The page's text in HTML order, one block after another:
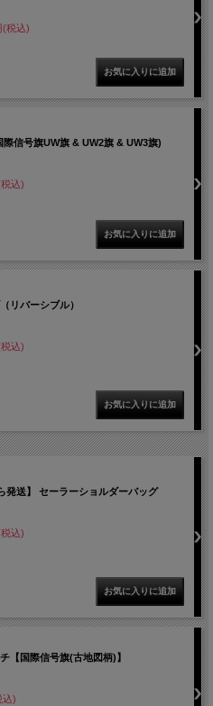
(税込)
際信号旗UW旗 & UW2旗 & UW3旗)
込)
リバーシブル）
込)
発送】 セーラーショルダーバッグ
込)
【国際信号旗(古地図柄)】
込)